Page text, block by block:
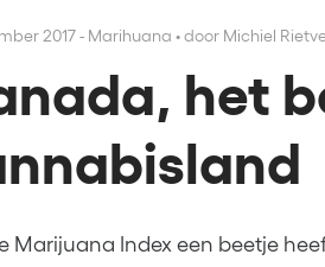
2017 - Marihuana •door Michiel
het
Marijuana Index een beetje